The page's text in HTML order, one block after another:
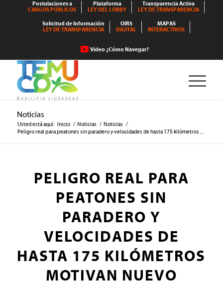
Postulaciones a
CARGOS PÚBLICOS
Plataforma
LEY DEL LOBBY
Transparencia Activa
LEY DE TRANSPARENCIA
Solicitud de Información
LEY DE TRANSPARENCIA
OIRS
DIGITAL
MAPAS
INTERACTIVOS
Video ¿Cómo Navegar?
Noticias
Usted está aquí: Inicio / Noticias / Noticias /
Peligro real para peatones sin paradero y velocidades de hasta 175 kilómetros ...
PELIGRO REAL PARA
PEATONES SIN
PARADERO Y
VELOCIDADES DE
HASTA 175 KILÓMETROS
MOTIVAN NUEVO